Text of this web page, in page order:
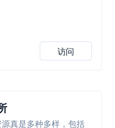
访问
真是多种多样，包括